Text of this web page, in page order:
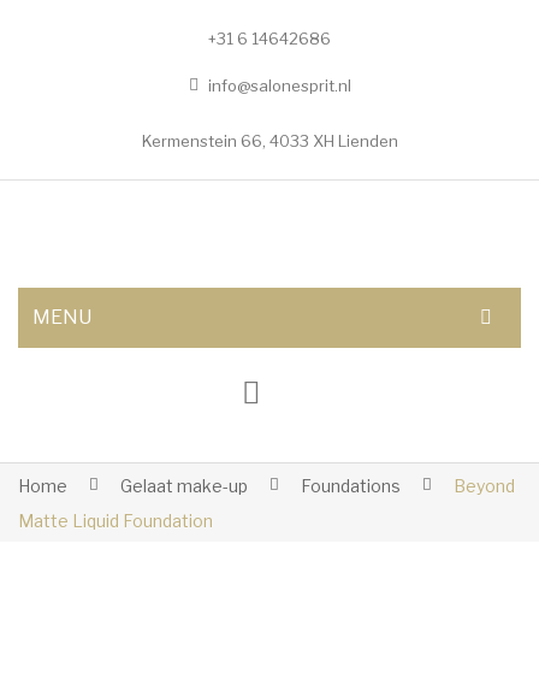
+31 6 14642686
info@salonesprit.nl
Kermenstein 66, 4033 XH Lienden
MENU
BEHANDELINGEN
Botox/fillers
Home Gelaat make-up Foundations
Beyond
Matte Liquid Foundation